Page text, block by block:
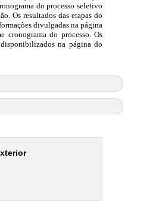
do processo seletivo
Os resultados das etapas do
divulgadas na página
cronograma do processo. Os
disponibilizados na página do